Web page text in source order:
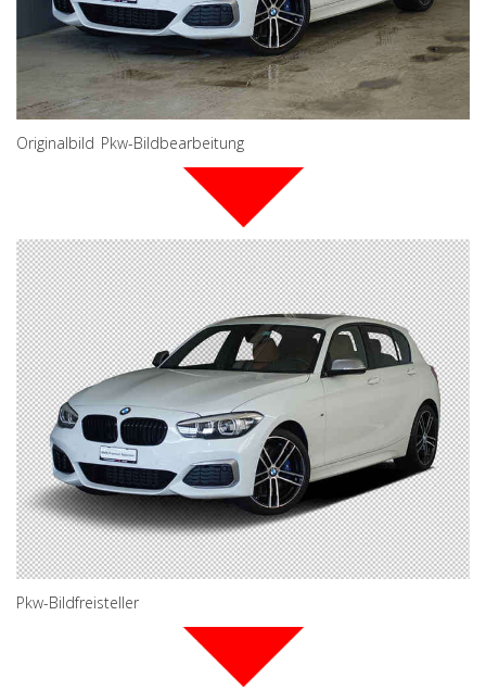
Originalbild Pkw-Bildbearbeitung
Pkw-Bildfreisteller